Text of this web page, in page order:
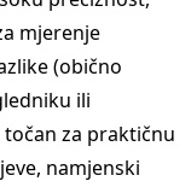
mjerenje
(obično
ili
za praktičnu
namjenski